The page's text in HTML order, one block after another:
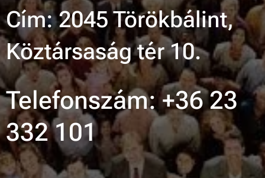
Cím: 2045 Törökbálint,
Köztársaság tér 10.
Telefonszám: +36 23
332 101